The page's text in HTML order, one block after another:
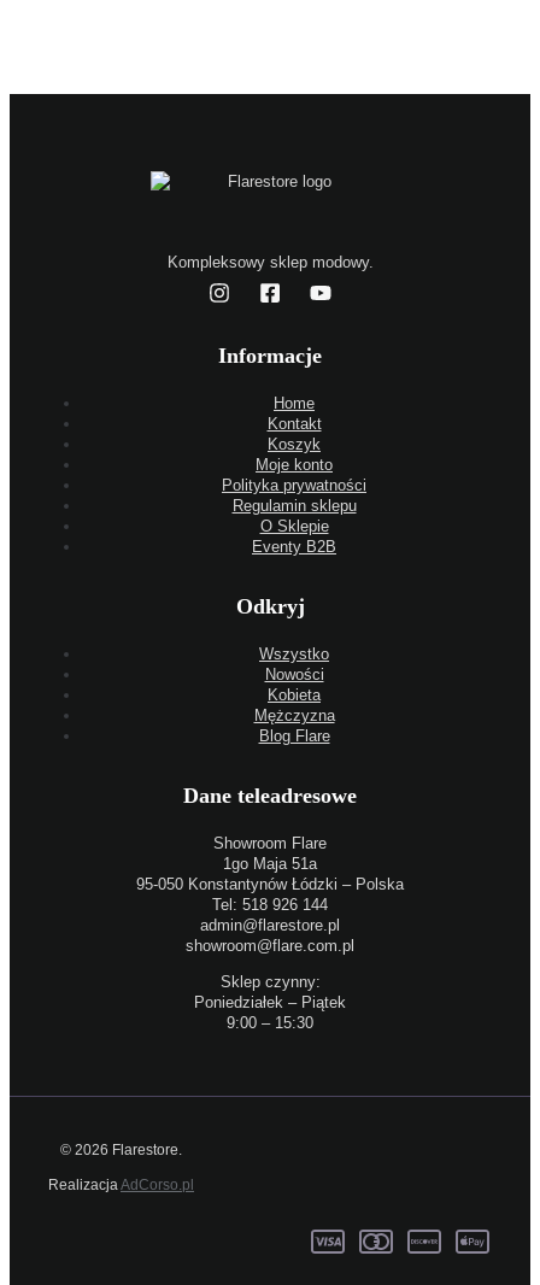
Kompleksowy sklep modowy.
Informacje
Home
Kontakt
Koszyk
Moje konto
Polityka prywatności
Regulamin sklepu
O Sklepie
Eventy B2B
Odkryj
Wszystko
Nowości
Kobieta
Mężczyzna
Blog Flare
Dane teleadresowe
Showroom Flare
1go Maja 51a
95-050 Konstantynów Łódzki – Polska
Tel: 518 926 144
admin@flarestore.pl
showroom@flare.com.pl
Sklep czynny:
Poniedziałek – Piątek
9:00 – 15:30
© 2026 Flarestore.
RealizacjaAdCorso.pl